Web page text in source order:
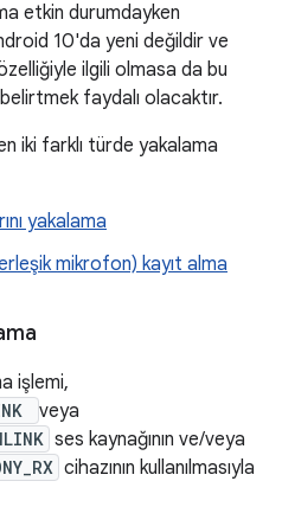
etkin durumdayken
10'da yeni değildir ve
ilgili olmasa da bu
faydalı olacaktır.
iki farklı türde yakalama
yakalama
mikrofon) kayıt alma
işlemi,
veya
ses kaynağının ve/veya
cihazının kullanılmasıyla